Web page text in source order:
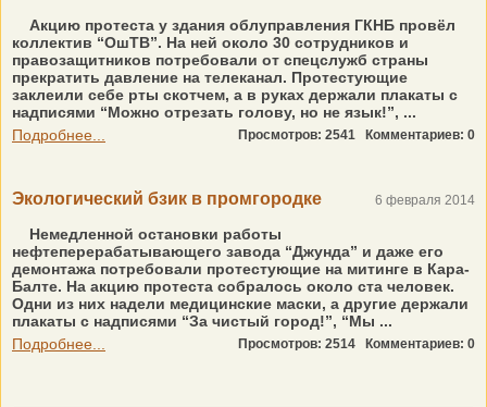
Акцию протеста у здания облуправления ГКНБ провёл
коллектив “ОшТВ”. На ней около 30 сотрудников и
правозащитников потребовали от спецслужб страны
прекратить давление на телеканал. Протестующие
заклеили себе рты скотчем, а в руках держали плакаты с
надписями “Можно отрезать голову, но не язык!”, ...
Подробнее...
Просмотров: 2541 Комментариев: 0
Экологический бзик в промгородке 6 февраля 2014
Немедленной остановки работы
нефтеперерабатывающего завода “Джунда” и даже его
демонтажа потребовали протестующие на митинге в Кара-
Балте. На акцию протеста собралось около ста человек.
Одни из них надели медицинские маски, а другие держали
плакаты с надписями “За чистый город!”, “Мы ...
Подробнее...
Просмотров: 2514 Комментариев: 0